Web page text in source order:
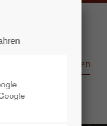
"offcanvas-col3" existiert
Produktionen